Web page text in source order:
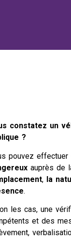
constatez un
?
pouvez effectuer
auprès de
, la
.
les cas, une
et des